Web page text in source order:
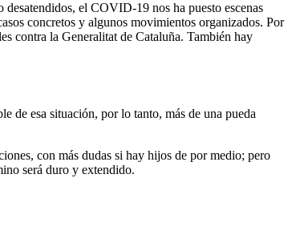
desatendidos, el COVID-19 nos ha puesto escenas
concretos y algunos movimientos organizados. Por
contra la Generalitat de Cataluña. También hay
de esa situación, por lo tanto, más de una pueda
con más dudas si hay hijos de por medio; pero
será duro y extendido.